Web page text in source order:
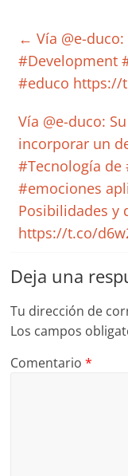
← Vía @e-duco:
#Development
#educo https://
Vía @e-duco:
incorporar un
#Tecnología
#emociones
Posibilidades y
https://t.co/
Deja una
Tu dirección de
Los campos
Comentario*